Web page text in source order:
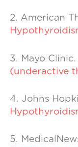
2. American
3. Mayo Clinic.
(underactive
4. Johns
5.